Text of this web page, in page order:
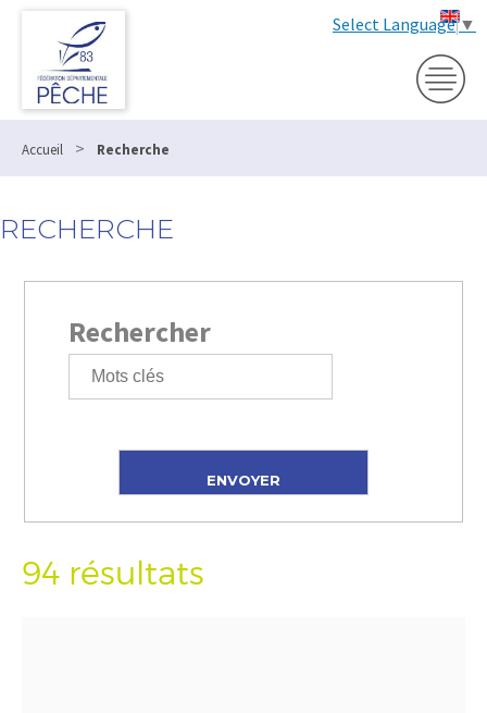
Select Language▼
Accueil > Recherche
RECHERCHE
Rechercher
94 résultats